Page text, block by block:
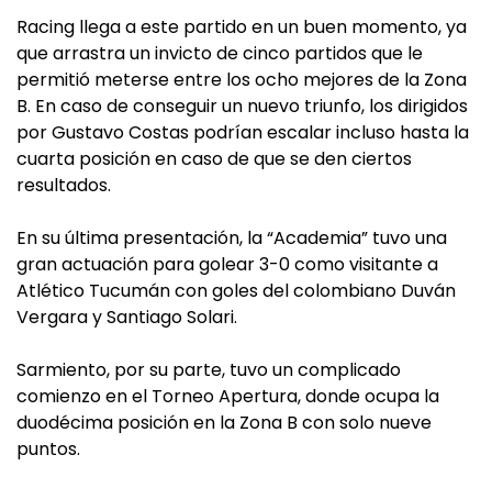
Racing llega a este partido en un buen momento, ya
que arrastra un invicto de cinco partidos que le
permitió meterse entre los ocho mejores de la Zona
B. En caso de conseguir un nuevo triunfo, los dirigidos
por Gustavo Costas podrían escalar incluso hasta la
cuarta posición en caso de que se den ciertos
resultados.
En su última presentación, la “Academia” tuvo una
gran actuación para golear 3-0 como visitante a
Atlético Tucumán con goles del colombiano Duván
Vergara y Santiago Solari.
Sarmiento, por su parte, tuvo un complicado
comienzo en el Torneo Apertura, donde ocupa la
duodécima posición en la Zona B con solo nueve
puntos.